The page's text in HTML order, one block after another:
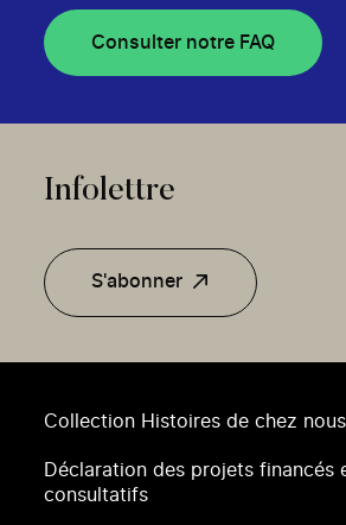
Collection Histoires de chez nous
Déclaration des projets financés
consultatifs
Consulter notre FAQ
Infolettre
S'abonner